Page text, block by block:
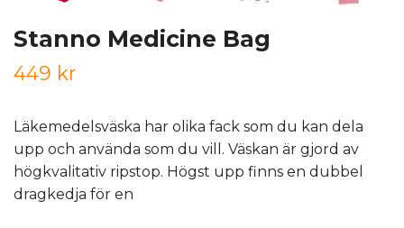
Stanno Medicine Bag
449 kr
Läkemedelsväska har olika fack som du kan dela
upp och använda som du vill. Väskan är gjord av
högkvalitativ ripstop. Högst upp finns en dubbel
dragkedja för en